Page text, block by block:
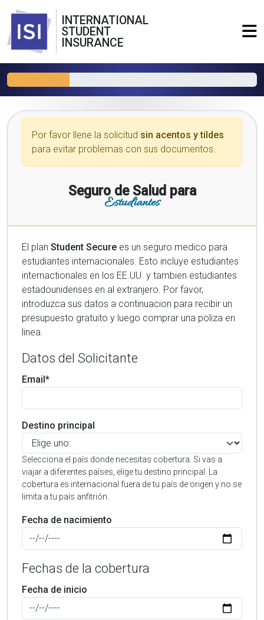
INTERNATIONAL
STUDENT
INSURANCE
Por favor llene la solicitud sin acentos y tildes
para evitar problemas con sus documentos.
Seguro de Salud para
Estudiantes
El plan Student Secure es un seguro medico para
estudiantes internacionales. Esto incluye estudiantes
internactionales en los EE.UU. y tambien estudiantes
estadounidenses en al extranjero. Por favor,
introduzca sus datos a continuacion para recibir un
presupuesto gratuito y luego comprar una poliza en
linea.
Datos del Solicitante
Email*
Destino principal
Selecciona el país donde necesitas cobertura. Si vas a
viajar a diferentes países, elige tu destino principal. La
cobertura es internacional fuera de tu país de origen y no se
limita a tu país anfitrión.
Fecha de nacimiento
Fechas de la cobertura
Fecha de inicio